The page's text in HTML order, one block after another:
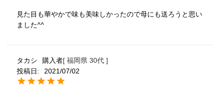
見た目も華やかで味も美味しかったので母にも送ろうと思い
ました^^
タカシ 購入者 福岡県 30代
投稿日
2021/07/02